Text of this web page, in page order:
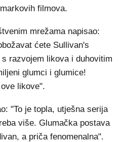
filmova.
mrežama napisao:
ćete Sullivan's
razvojem likova i duhovitim
glumci i glumice!
likove".
"To je topla, utješna serija
više. Glumačka postava
a priča fenomenalna".